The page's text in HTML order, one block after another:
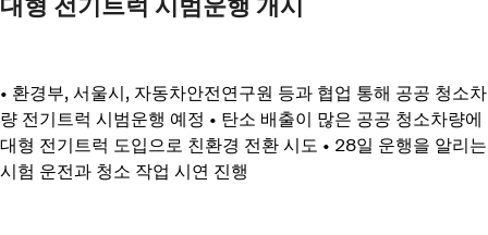
대형 전기트럭 시범운행 개시
• 환경부, 서울시, 자동차안전연구원 등과 협업 통해 공공 청소차
량 전기트럭 시범운행 예정 • 탄소 배출이 많은 공공 청소차량에
대형 전기트럭 도입으로 친환경 전환 시도 • 28일 운행을 알리는
시험 운전과 청소 작업 시연 진행